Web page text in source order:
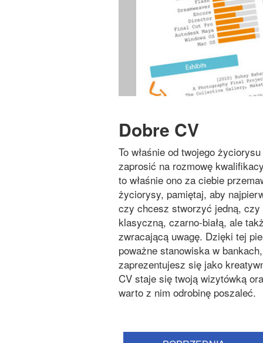
Dobre CV
To właśnie od twojego
zaprosić na rozmowę
to właśnie ono za ciebie
życiorysy, pamiętaj, aby
czy chcesz stworzyć jedną,
klasyczną, czarno-białą, ale
zwracającą uwagę. Dzięki tej
poważne stanowiska w
zaprezentujesz się jako
CV staje się twoją wizytówką
warto z nim odrobinę poszaleć.